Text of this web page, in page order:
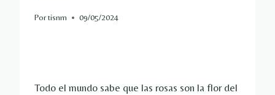
Portisnm 09/05/2024
Todo el mundo sabe que las rosas son la flor del